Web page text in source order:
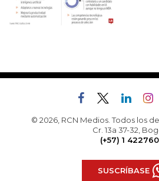
© 2026, RCN Medios. Todos los
Cr. 13a 37-32,
(+57) 1
SUSCRÍBASE